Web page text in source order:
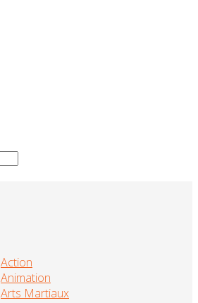
Action
Animation
Arts Martiaux